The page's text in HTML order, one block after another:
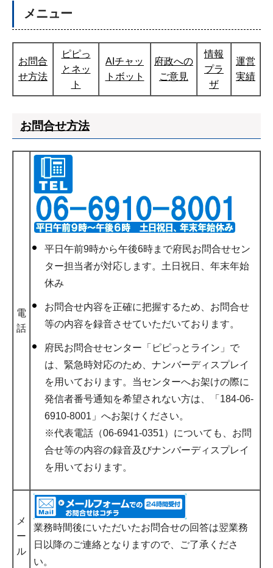
メニュー
お問合
せ方法
ピピっ
とネッ
ト
AIチャッ
トボット
府政への
ご意見
情報
プラ
ザ
運営
実績
お問合せ方法
電
話
平日午前9時から午後6時まで府民お問合せセン
ター担当者が対応します。土日祝日、年末年始
休み
お問合せ内容を正確に把握するため、お問合せ
等の内容を録音させていただいております。
府民お問合せセンター「ピピっとライン」で
は、緊急時対応のため、ナンバーディスプレイ
を用いております。当センターへお架けの際に
発信者番号通知を希望されない方は、「184-06-
6910-8001」へお架けください。
※代表電話（06-6941-0351）についても、お問
合せ等の内容の録音及びナンバーディスプレイ
を用いております。
メ
ー
ル
業務時間後にいただいたお問合せの回答は翌業務
日以降のご連絡となりますので、ご了承くださ
い。